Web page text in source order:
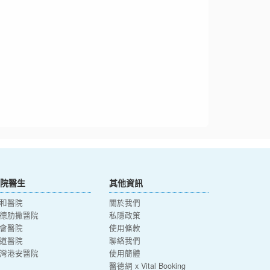
醫生
醫院
肋撒醫院
醫院
醫院
港安醫院
其他資訊
關於我們
私隱政策
使用條款
聯絡我們
使用簡體
醫德網 x Vital Booking